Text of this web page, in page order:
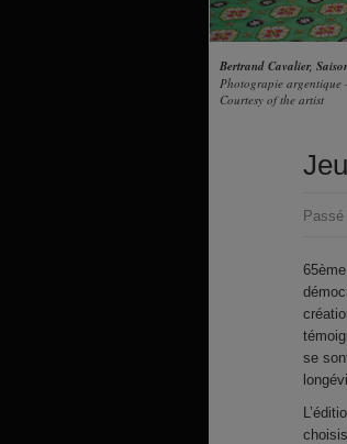
Bertrand Cavalier,
Photograpie
Courtesy of the artist
Passé
se